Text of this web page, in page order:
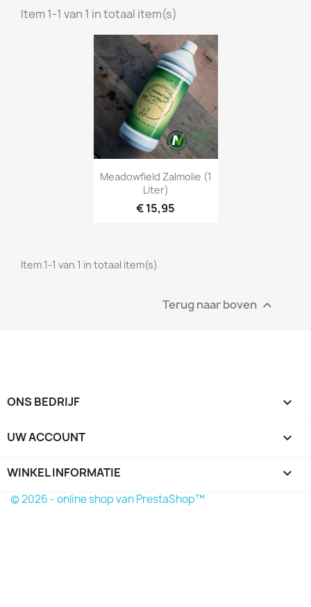
Item 1-1 van 1 in totaal item(s)
Snel bekijken
Meadowfield Zalmolie (1
Liter)
€ 15,95
Item 1-1 van 1 in totaal item(s)
Terug naar boven 
ONS BEDRIJF 
UW ACCOUNT 
WINKEL INFORMATIE keyboard_arrow_down
© 2026 - online shop van PrestaShop™